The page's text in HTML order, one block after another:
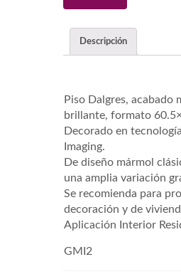
Descripción
Piso Dalgres, acabado
brillante, formato
Decorado en tecnología
Imaging.
De diseño mármol
una amplia variación
Se recomienda para
decoración y de
Aplicación Interior
GMI2